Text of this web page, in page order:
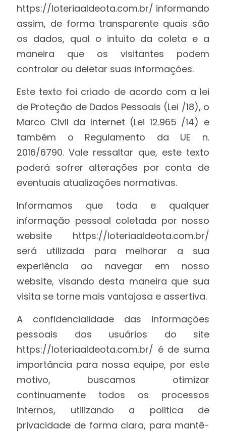
https://loteriaaldeota.com.br/ informando
assim, de forma transparente quais são
os dados, qual o intuito da coleta e a
maneira que os visitantes podem
controlar ou deletar suas informações.
Este texto foi criado de acordo com a lei
de Proteção de Dados Pessoais (Lei /18), o
Marco Civil da Internet (Lei 12.965 /14) e
também o Regulamento da UE n.
2016/6790. Vale ressaltar que, este texto
poderá sofrer alterações por conta de
eventuais atualizações normativas.
Informamos que toda e qualquer
informação pessoal coletada por nosso
website https://loteriaaldeota.com.br/
será utilizada para melhorar a sua
experiência ao navegar em nosso
website, visando desta maneira que sua
visita se torne mais vantajosa e assertiva.
A confidencialidade das informações
pessoais dos usuários do site
https://loteriaaldeota.com.br/ é de suma
importância para nossa equipe, por este
motivo, buscamos otimizar
continuamente todos os processos
internos, utilizando a politica de
privacidade de forma clara, para mantê-